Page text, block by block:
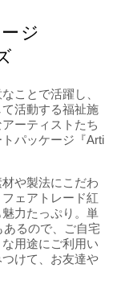
ジ
ことで活躍し、
活動する福祉施
ーティストたち
パッケージ『Arti
や製法にこだわ
ェアトレード紅
力たっぷり。単
るので、ご自宅
用途にご利用い
けて、お友達や